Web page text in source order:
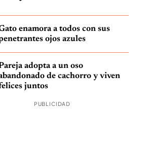
enamora a todos con sus
ojos azules
adopta a un oso
de cachorro y viven
juntos
PUBLICIDAD